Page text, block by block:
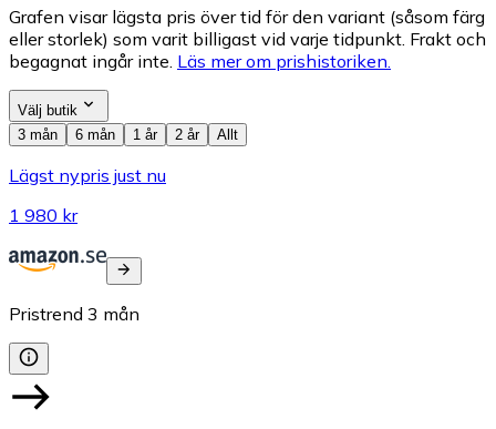
Grafen visar lägsta pris över tid för den variant (såsom färg
eller storlek) som varit billigast vid varje tidpunkt. Frakt och
begagnat ingår inte. Läs mer om prishistoriken.
Välj butik
3 mån
6 mån 1 år 2 år Allt
Lägst nypris just nu
1 980 kr
Pristrend 3 mån